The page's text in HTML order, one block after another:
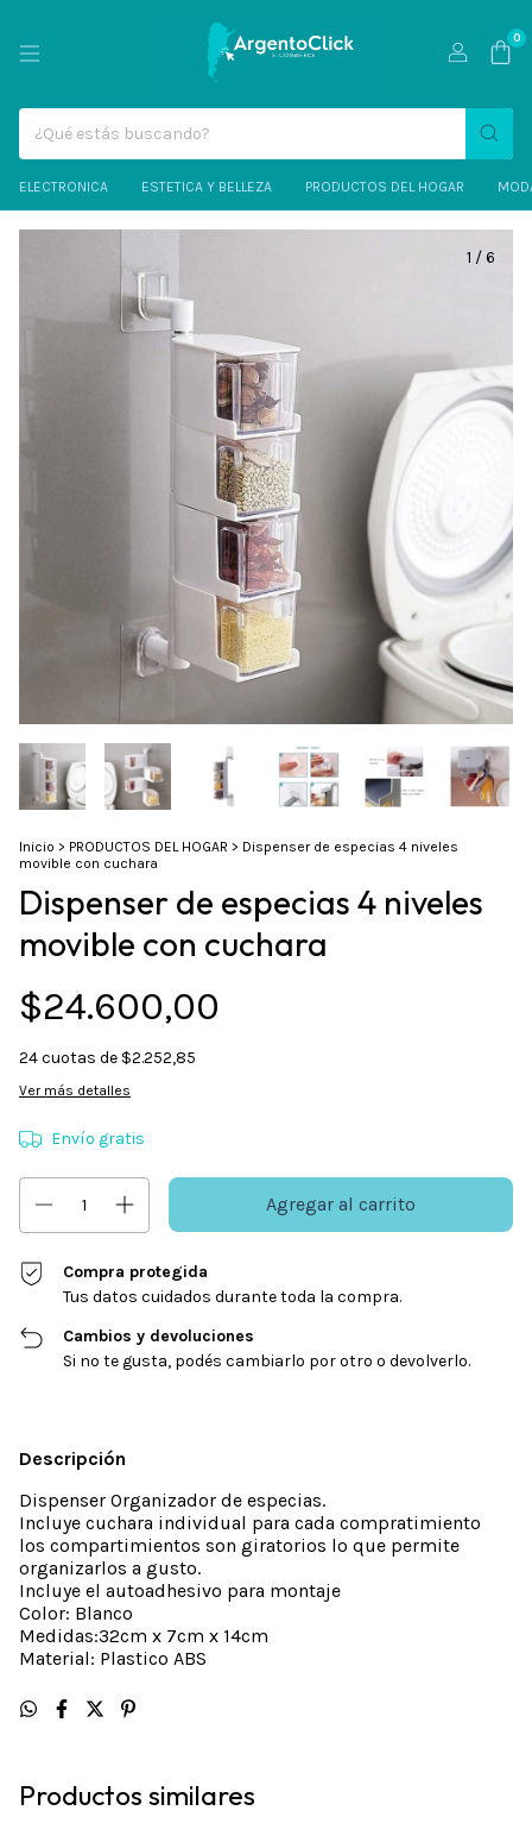
0
ELECTRONICA ESTETICA Y BELLEZA PRODUCTOS DEL HOGAR
1 /6
Inicio > PRODUCTOS DEL HOGAR > Dispenser de especias 4 niveles
movible con cuchara
Dispenser de especias 4 niveles
movible con cuchara
$24.600,00
24cuotas de $2.252,85
Ver más detalles
Envío gratis
Compra protegida
Tus datos cuidados durante toda la compra.
Cambios y devoluciones
Si no te gusta, podés cambiarlo por otro o devolverlo.
Descripción
Dispenser Organizador de especias.
Incluye cuchara individual para cada compratimiento
los compartimientos son giratorios lo que permite
organizarlos a gusto.
Incluye el autoadhesivo para montaje
Color: Blanco
Medidas:32cm x 7cm x 14cm
Material: Plastico ABS
Productos similares